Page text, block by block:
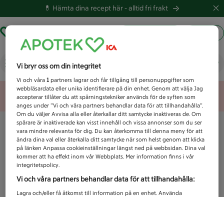
💊 Hämta dina recept här -alltid fri frakt
Vad letar du efter idag?
Unknown error
Vi bryr oss om din integritet
Vi och våra1 partners lagrar och får tillgång till personuppgifter som
webbläsardata eller unika identifierare på din enhet. Genom att välja Jag
accepterar tillåter du att spårningstekniker används för de syften som
anges under ”Vi och våra partners behandlar data för att tillhandahålla”.
Om du väljer Avvisa alla eller återkallar ditt samtycke inaktiveras de. Om
spårare är inaktiverade kan visst innehåll och vissa annonser som du ser
vara mindre relevanta för dig. Du kan återkomma till denna meny för att
ändra dina val eller återkalla ditt samtycke när som helst genom att klicka
på länken Anpassa cookieinställningar längst ned på webbsidan. Dina val
kommer att ha effekt inom vår Webbplats. Mer information finns i vår
integritetspolicy.
Vi och våra partners behandlar data för att tillhandahålla:
Lagra och/eller få åtkomst till information på en enhet. Använda